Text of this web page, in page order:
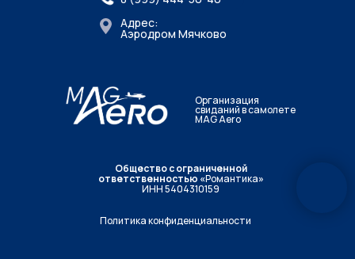
Организация
свиданий в самолете
MAG Aero
Адрес:
Аэродром Мячково
Общество с ограниченной
ответственностью «Романтика»
ИНН 5404310159
Политика конфиденциальности